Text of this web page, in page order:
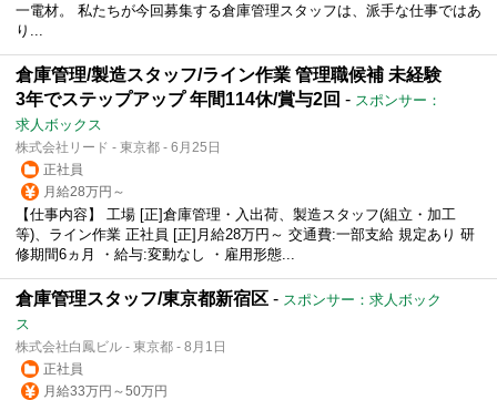
一電材。 私たちが今回募集する倉庫管理スタッフは、派手な仕事ではあ
り...
倉庫管理/製造スタッフ/ライン作業 管理職候補 未経験
3年でステップアップ 年間114休/賞与2回 - スポンサー：
求人ボックス
株式会社リード - 東京都 - 6月25日
正社員
月給28万円～
【仕事内容】 工場 [正]倉庫管理・入出荷、製造スタッフ(組立・加工
等)、ライン作業 正社員 [正]月給28万円～ 交通費:一部支給 規定あり 研
修期間6ヵ月 ・給与:変動なし ・雇用形態...
倉庫管理スタッフ/東京都新宿区 - スポンサー：求人ボック
ス
株式会社白鳳ビル - 東京都 - 8月1日
正社員
月給33万円～50万円